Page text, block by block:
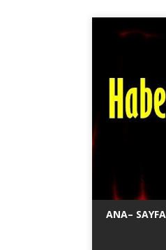
ANA– SAYFA